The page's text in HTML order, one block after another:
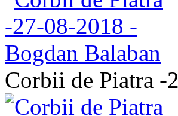
Corbii de Piatra -